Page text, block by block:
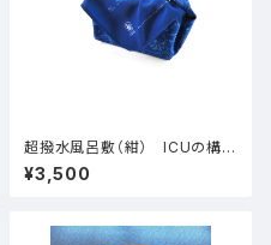
超撥水風呂敷（紺） ICUの構図
柄
¥3,500